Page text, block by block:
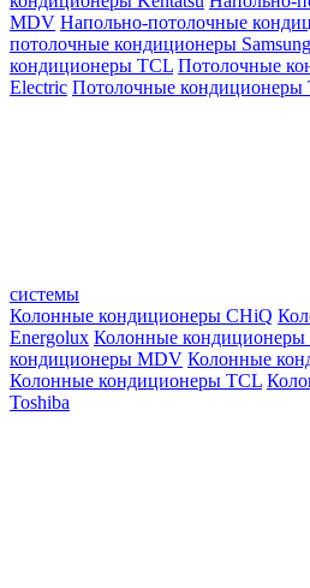
MDV Напольно-потолочные
потолочные кондиционеры Samsung
кондиционеры TCL Потолочные
Electric Потолочные кондиционеры
системы
Колонные кондиционеры CHiQ
Energolux Колонные кондиционеры
кондиционеры MDV Колонные
Колонные кондиционеры TCL
Toshiba